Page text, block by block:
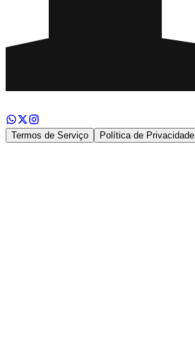
Termos de Serviço Política de Privacidade